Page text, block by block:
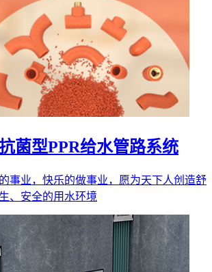
菌型PPR给水管路系统
事业，快乐的做事业，愿为天下人创造舒
、安全的用水环境